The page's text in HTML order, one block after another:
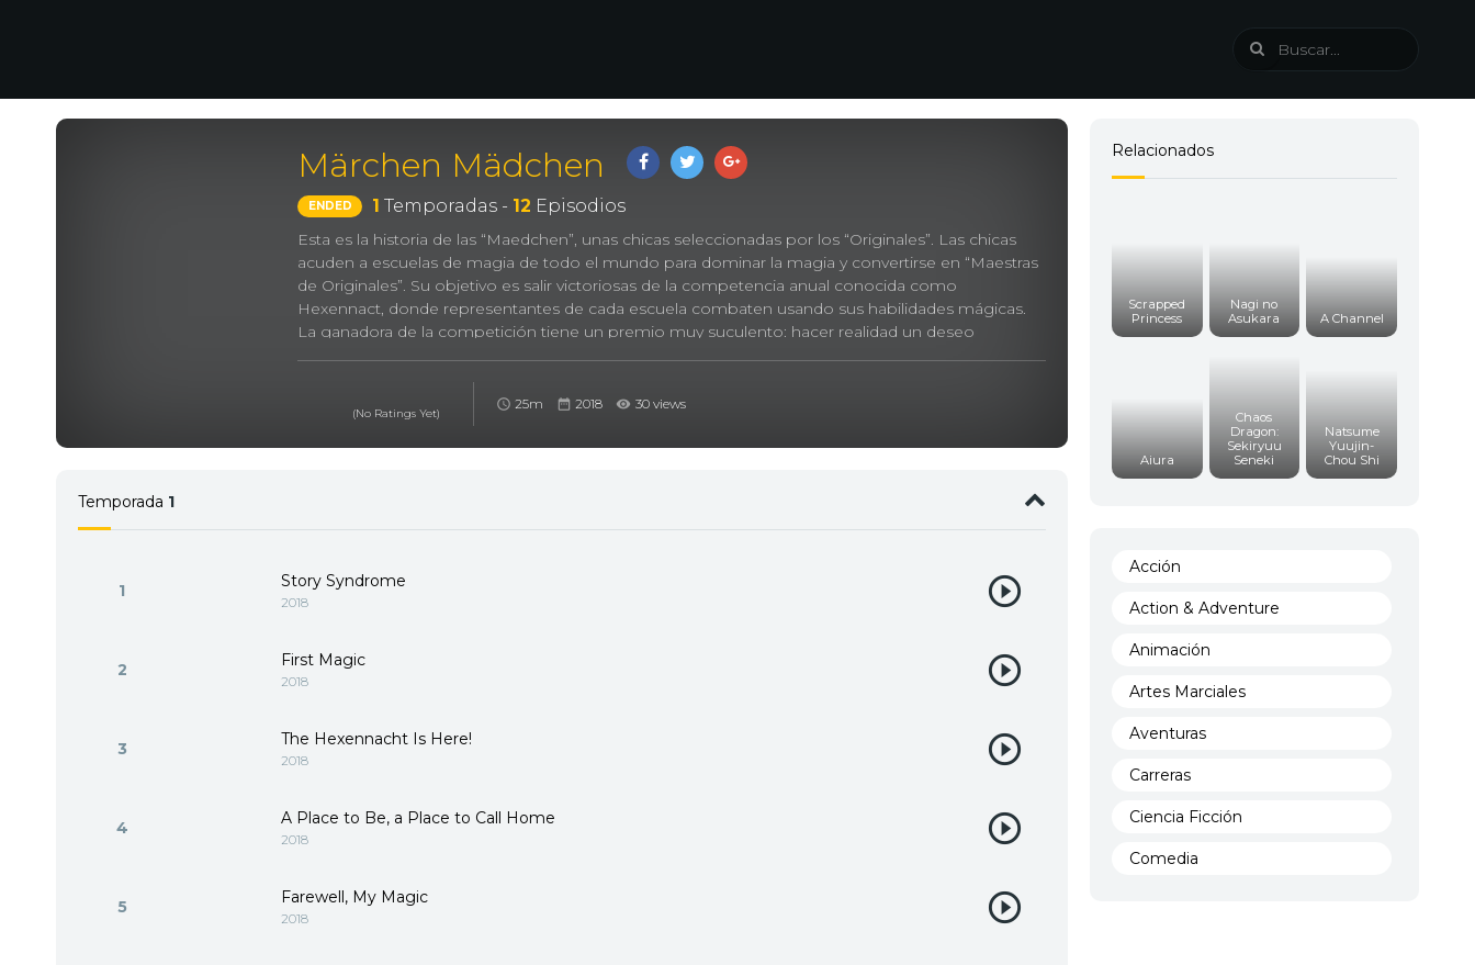
Märchen Mädchen
ENDED 1 Temporadas - 12 Episodios
Esta es la historia de las “Maedchen”, unas chicas seleccionadas por los “Originales”. Las chicas
acuden a escuelas de magia de todo el mundo para dominar la magia y convertirse en “Maestras
de Originales”. Su objetivo es salir victoriosas de la competencia anual conocida como
Hexennact, donde representantes de cada escuela combaten usando sus habilidades mágicas.
La ganadora de la competición tiene un premio muy suculento: hacer realidad un deseo
Fairy Tale Girls, メルヘン・メドヘン
(No Ratings Yet)
25m 2018 30 views
Temporada 1
1 Story Syndrome
2018
2 First Magic
2018
3 The Hexennacht Is Here!
2018
4 A Place to Be, a Place to Call Home
2018
5 Farewell, My Magic
2018
Relacionados
Scrapped
Princess
Nagi no
Asukara
A Channel
Aiura
Chaos
Dragon:
Sekiryuu
Seneki
Natsume
Yuujin-
Chou Shi
Acción
Action & Adventure
Animación
Artes Marciales
Aventuras
Carreras
Ciencia Ficción
Comedia